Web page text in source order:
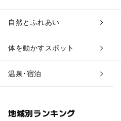
自然とふれあい
体を動かすスポット
温泉･宿泊
地域別ランキング